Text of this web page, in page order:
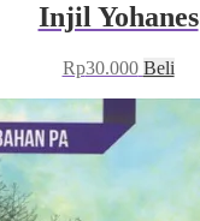
Injil Yohanes
Rp30.000 Beli